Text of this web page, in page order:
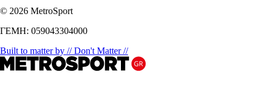
© 2026 MetroSport
ΓΕΜΗ: 059043304000
Built to matter by // Don't Matter //